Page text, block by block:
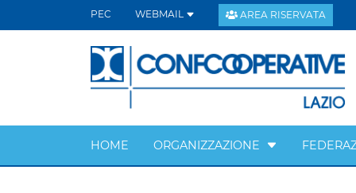
PEC WEBMAIL AREA RISERVATA
HOME ORGANIZZAZIONE